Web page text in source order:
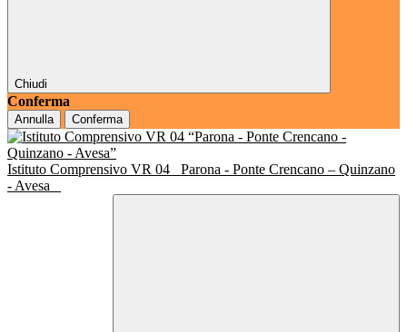
Chiudi
Conferma
Annulla Conferma
Istituto Comprensivo VR 04
Parona - Ponte Crencano – Quinzano
- Avesa